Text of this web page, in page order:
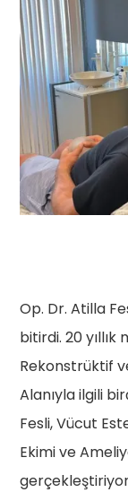
Op. Dr. Atilla
bitirdi. 20
Rekonstrüktif
Alanıyla ilgili
Fesli, Vücut
Ekimi ve